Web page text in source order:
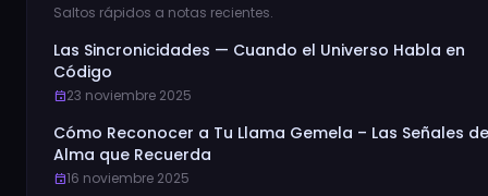
Saltos rápidos a notas recientes.
Las Sincronicidades — Cuando el Universo Habla en
Código
event23 noviembre 2025
Cómo Reconocer a Tu Llama Gemela – Las Señales
Alma que Recuerda
event16 noviembre 2025